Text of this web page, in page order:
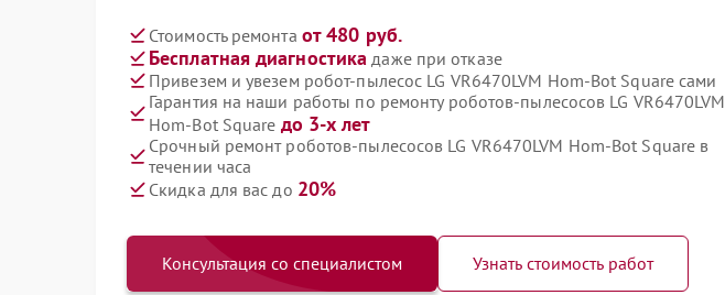
Стоимость ремонта от 480 руб.
Бесплатная диагностика даже при отказе
Привезем и увезем робот-пылесос LG VR6470LVM Hom-Bot Square сами
Гарантия на наши работы по ремонту роботов-пылесосов LG VR6470LVM
Hom-Bot Square до 3-х лет
Срочный ремонт роботов-пылесосов LG VR6470LVM Hom-Bot Square в
течении часа
Скидка для вас до 20%
Консультация со специалистом Узнать стоимость работ